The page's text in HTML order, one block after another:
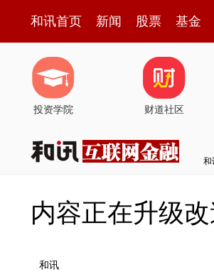
和讯首页 新闻 股票 基金
投资学院 财道社区
和
内容正在升级
和讯